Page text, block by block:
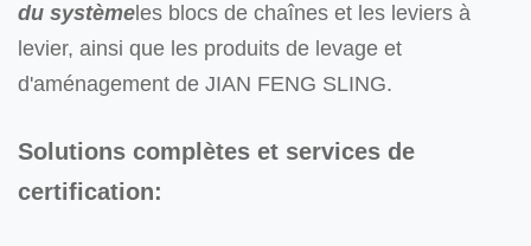
du système les blocs de chaînes et les leviers à
levier, ainsi que les produits de levage et
d'aménagement de JIAN FENG SLING.
Solutions complètes et services de
certification: